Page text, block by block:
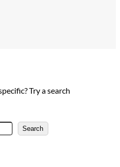
Try a search
Search